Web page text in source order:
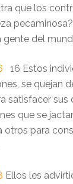
que los
gente del
16 Estos
se quejan
satisfacer sus
que se
otros para
Ellos les